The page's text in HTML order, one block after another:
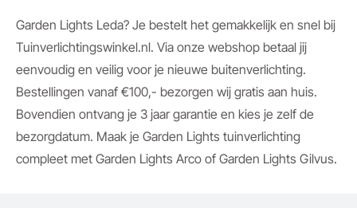
Garden Lights Leda? Je bestelt het gemakkelijk en snel bij
Tuinverlichtingswinkel.nl. Via onze webshop betaal jij
eenvoudig en veilig voor je nieuwe buitenverlichting.
Bestellingen vanaf €100,- bezorgen wij gratis aan huis.
Bovendien ontvang je 3 jaar garantie en kies je zelf de
bezorgdatum. Maak je Garden Lights tuinverlichting
compleet met Garden Lights Arco of Garden Lights Gilvus.